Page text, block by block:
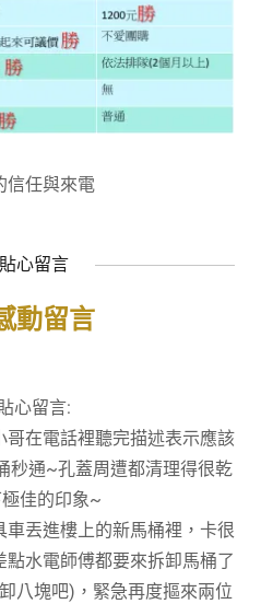
信任與來電
心留言
動留言
心留言:
在電話裡聽完描述表示應該
秒通~孔蓋周遭都清理得很乾
佳的印象~
丟進樓上的新馬桶裡，卡很
水電師傅都要來拆卸馬桶了
八塊吧)，緊急再度摳來兩位